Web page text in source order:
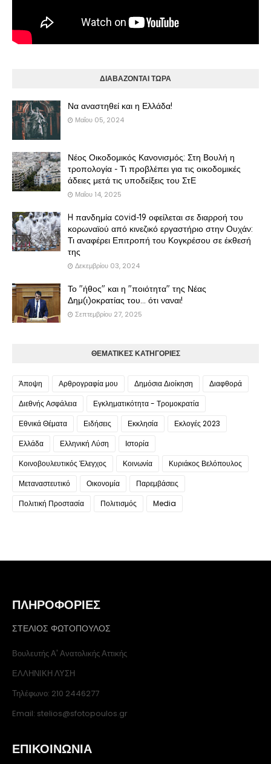
ΔΙΑΒΑΖΟΝΤΑΙ ΤΩΡΑ
Να αναστηθεί και η Ελλάδα!
Μαΐου 05, 2024
Νέος Οικοδομικός Κανονισμός: Στη Βουλή η
τροπολογία - Τι προβλέπει για τις οικοδομικές
άδειες μετά τις υποδείξεις του ΣτΕ
Μαΐου 14, 2025
H πανδημία covid-19 οφείλεται σε διαρροή του
κορωναϊού από κινεζικό εργαστήριο στην Ουχάν:
Τι αναφέρει Επιτροπή του Κογκρέσου σε έκθεσή
της
Δεκεμβρίου 03, 2024
Το "ήθος" και η "ποιότητα" της Νέας
Δημ(ι)οκρατίας του... ότι ναναι!
Σεπτεμβρίου 27, 2025
ΘΕΜΑΤΙΚΕΣ ΚΑΤΗΓΟΡΙΕΣ
Άποψη Αρθρογραφία μου Δημόσια Διοίκηση
Διαφθορά
Διεθνής Ασφάλεια
Εγκληματικότητα - Τρομοκρατία
Εθνικά Θέματα
Ειδήσεις Εκκλησία
Εκλογές 2023
Ελλάδα
Ελληνική Λύση
Ιστορία
Κοινοβουλευτικός Έλεγχος
Κοινωνία
Κυριάκος Βελόπουλος
Μεταναστευτικό
Οικονομία
Παρεμβάσεις
Πολιτική Προστασία
Πολιτισμός Media
ΠΛΗΡΟΦΟΡΙΕΣ
ΣΤΕΛΙΟΣ ΦΩΤΟΠΟΥΛΟΣ
Βουλευτής Α' Ανατολικής Αττικής
ΕΛΛΗΝΙΚΗ ΛΥΣΗ
Τηλέφωνο: 210 2446277
Email: stelios@sfotopoulos.gr
ΕΠΙΚΟΙΝΩΝΙΑ